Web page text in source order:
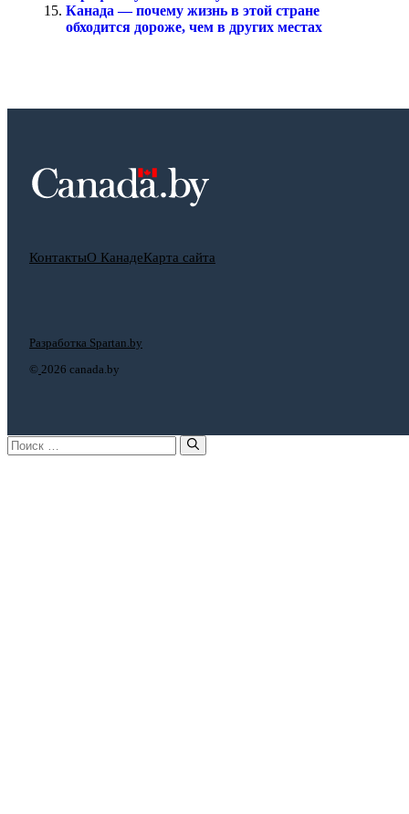
Канада — почему жизнь в этой стране
обходится дороже, чем в других местах
КонтактыО КанадеКарта сайта
© 2026 canada.by
Разработка Spartan.by
Поиск: